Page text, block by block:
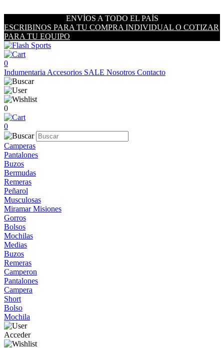
ENVÍOS A TODO EL PAÍS
ESCRIBINOS PARA TU COMPRA INDIVIDUAL O COTIZAR
PARA TU EQUIPO
0
Indumentaria Accesorios SALE Nosotros Contacto
0
0
Camperas
Pantalones
Buzos
Bermudas
Remeras
Peñarol
Musculosas
Miramar Misiones
Gorros
Bolsos
Mochilas
Medias
Buzos
Remeras
Camperon
Pantalones
Campera
Short
Bolso
Mochila
Acceder